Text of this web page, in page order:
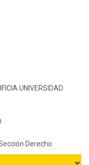
UNIVERSIDAD
Derecho